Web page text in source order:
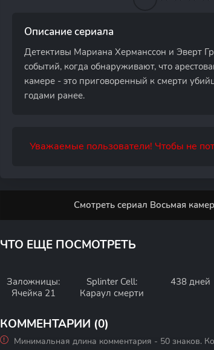
Описание сериала
Детективы Мариана Херманссон и Эверт
событий, когда обнаруживают, что
камере - это приговоренный к смерти
годами ранее.
Уважаемые пользователи! Чтобы не
Смотреть сериал Восьмая
ЧТО ЕЩЕ ПОСМОТРЕТЬ
Заложницы:
Ячейка 21
Splinter Cell:
Караул смерти
438 дней
КОММЕНТАРИИ (0)
Минимальная длина комментария - 50 знаков.